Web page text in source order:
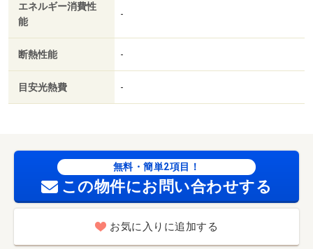
エネルギー消費性
能
-
断熱性能 -
目安光熱費 -
無料・簡単2項目！
この物件にお問い合わせする
お気に入りに追加する